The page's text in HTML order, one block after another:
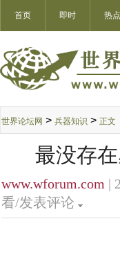
首页 即时 热点
世界论坛网 > 兵器知识 > 正文
最没存
www.wforum.com |
看/发表评论